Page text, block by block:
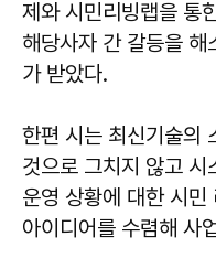
제와 시민리빙랩을 통
해당사자 간 갈등을 해
가 받았다.
한편 시는 최신기술의
것으로 그치지 않고 시
운영 상황에 대한 시민
아이디어를 수렴해 사